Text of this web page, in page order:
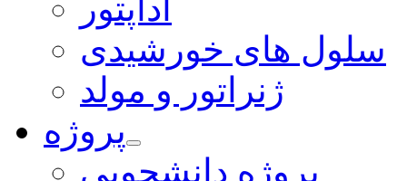
آداپتور
سلول های خورشیدی
ژنراتور و مولد
پروژه
پروژه دانشجویی